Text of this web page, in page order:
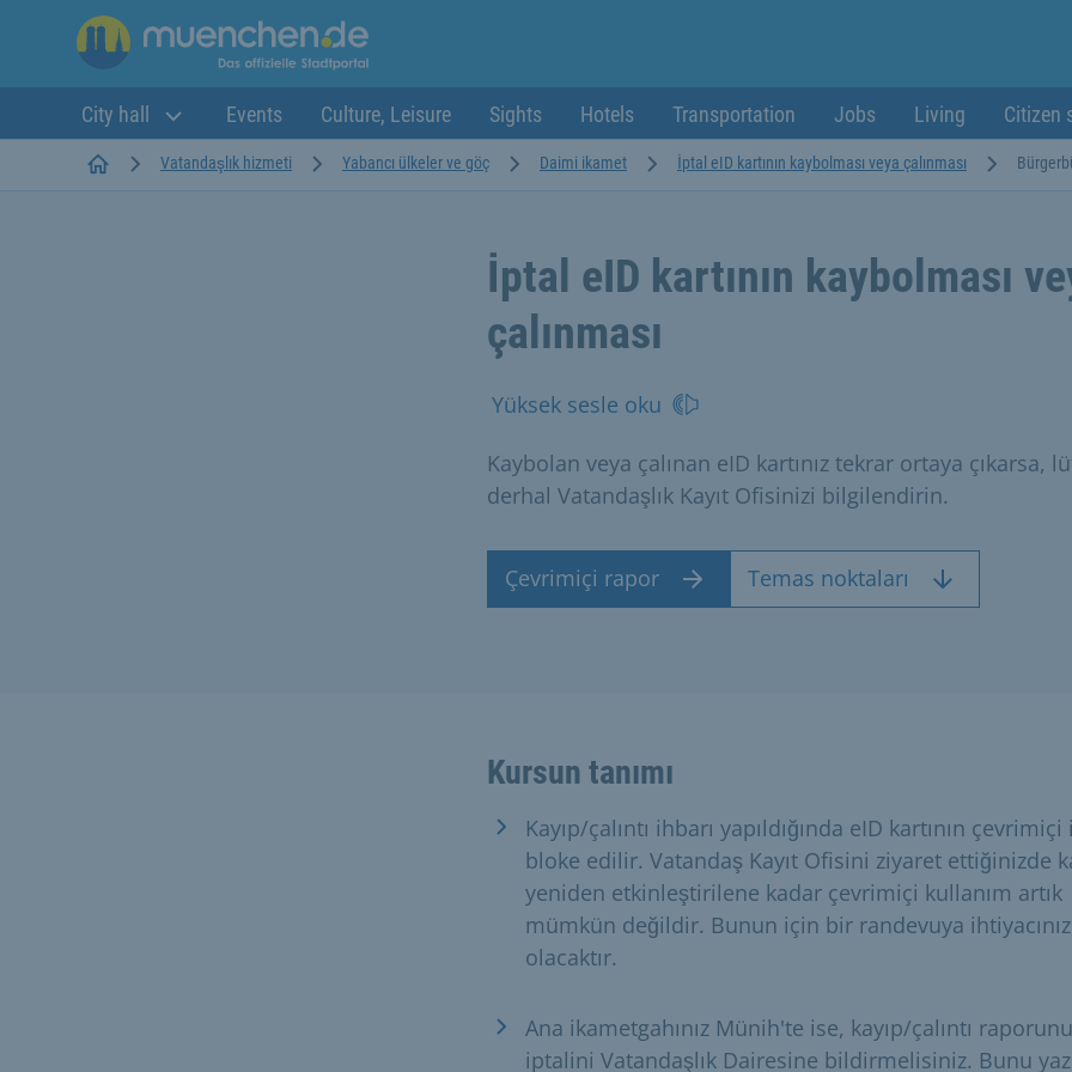
City hall Events Culture, Leisure Sights Hotels Transportation Jobs Living Citizen
StartseiteVatandaşlık hizmeti Yabancı ülkeler ve göç Daimi ikamet İptal eID kartının kaybolması veya çalınması
İptal eID kartının kaybolması
çalınması
Yüksek sesle oku
Kaybolan veya çalınan eID kartınız tekrar ortaya çıkarsa,
derhal Vatandaşlık Kayıt Ofisinizi bilgilendirin.
Çevrimiçi rapor Temas noktaları
Kursun tanımı
Kayıp/çalıntı ihbarı yapıldığında eID kartının
bloke edilir. Vatandaş Kayıt Ofisini ziyaret ettiğinizde
yeniden etkinleştirilene kadar çevrimiçi kullanım artık
mümkün değildir. Bunun için bir randevuya ihtiyacınız
olacaktır.
Ana ikametgahınız Münih'te ise, kayıp/çalıntı
iptalini Vatandaşlık Dairesine bildirmelisiniz. Bunu